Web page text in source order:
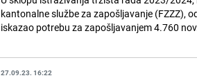
kantonalne službe za zapošljavanje (FZZZ),
iskazao potrebu za zapošljavanjem 4.760
27.09.23. 16:22